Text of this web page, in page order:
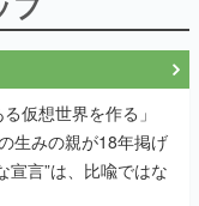
仮想世界を作る」
生みの親が18年掲げ
宣言”は、比喩ではな